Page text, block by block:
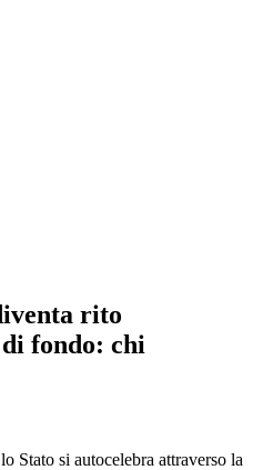
rito
fondo: chi
Stato si autocelebra attraverso la